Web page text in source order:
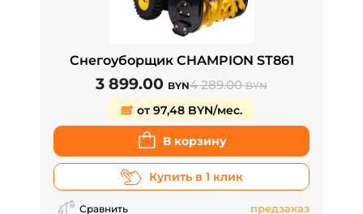
Снегоуборщик CHAMPION ST861
3 899.00 BYN4 289.00BYN
от 97,48 BYN/мес.
В корзину
Купить в 1 клик
Сравнить предзаказ